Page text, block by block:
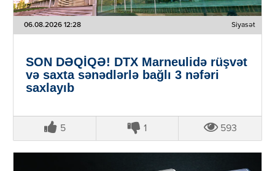
06.08.2026 12:28 Siyasət
SON DƏQİQƏ! DTX Marneulidə rüşvət
və saxta sənədlərlə bağlı 3 nəfəri
saxlayıb
5 1 593